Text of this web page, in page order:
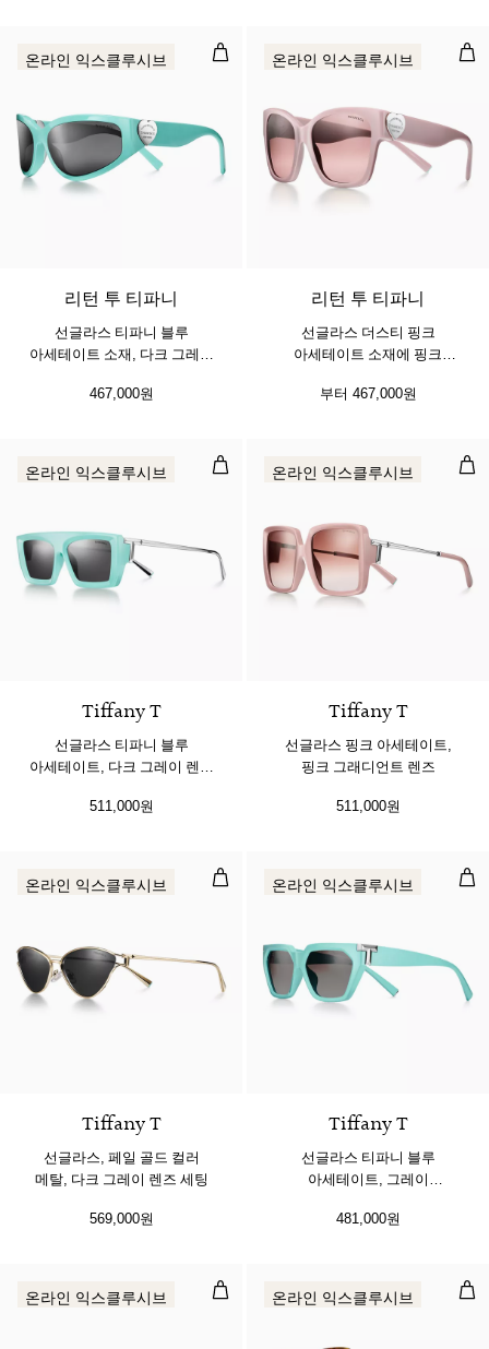
선글라스 티파니 블루 아세테이트
온라인 익스클루시브
리턴 투 티파니
선글라스 티파니 블루
아세테이트 소재, 다크 그레이
467,000원
선
온라인 익스클루시브
리턴 투 티파니
선글라스 더스티 핑크
아세테이트 소재에 핑크
부터 467,000원
선글라스 티파니 블루 아세테이트,
온라인 익스클루시브
Tiffany T
선글라스 티파니 블루
아세테이트, 다크 그레이 렌즈
511,000원
선
온라인 익스클루시브
Tiffany T
선글라스 핑크 아세테이트,
핑크 그래디언트 렌즈
511,000원
선글라스, 페일 골드 컬러 메탈, 다
온라인 익스클루시브
Tiffany T
선글라스, 페일 골드 컬러
메탈, 다크 그레이 렌즈 세팅
569,000원
선
온라인 익스클루시브
Tiffany T
선글라스 티파니 블루
아세테이트, 그레이
481,000원
선글라스, 화이트 아세테이트, 아쥬
온라인 익스클루시브 선
온라인 익스클루시브